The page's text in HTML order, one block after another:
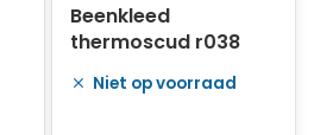
Beenkleed
thermoscud r038
Niet op voorraad